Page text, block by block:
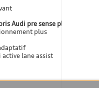
Audi pre sense plus
plus
lane assist